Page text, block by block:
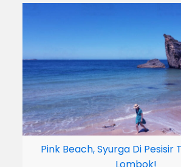
Pink Beach, Syurga Di Pesisir